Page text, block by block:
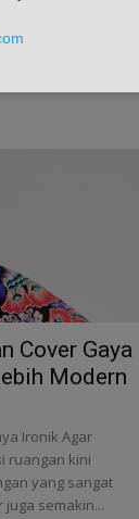
yang Tepat untuk
Cover Gaya
Modern
Ironik Agar
ruangan kini
yang sangat
semakin...